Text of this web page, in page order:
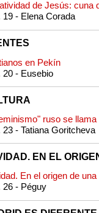
de Jesús: cuna
19 - Elena Corada
en Pekín
20 - Eusebio
ruso se
23 - Tatiana Goritcheva
EN EL
En el origen de
26 - Péguy